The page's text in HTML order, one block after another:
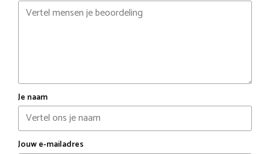
Je naam
Jouw e-mailadres